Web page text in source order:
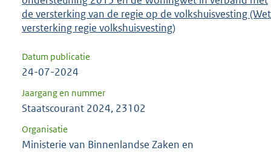
de versterking van de regie op de volkshuisvesting (Wet
versterking regie volkshuisvesting)
Datum publicatie
24-07-2024
Jaargang en nummer
Staatscourant 2024, 23102
Organisatie
Ministerie van Binnenlandse Zaken en